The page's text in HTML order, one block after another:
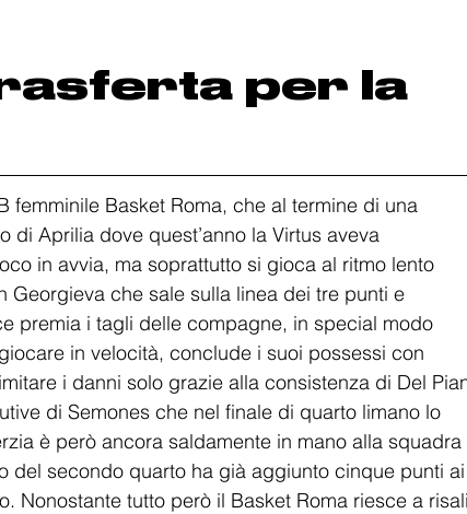
Spring Cup
per la
femminile Basket Roma, che al termine di una
di Aprilia dove quest’anno la Virtus aveva
in avvia, ma soprattutto si gioca al ritmo lento
che sale sulla linea dei tre punti e
premia i tagli delle compagne, in special modo
in velocità, conclude i suoi possessi con
i danni solo grazie alla consistenza di Del
di Semones che nel finale di quarto limano lo
è però ancora saldamente in mano alla squadra
del secondo quarto ha già aggiunto cinque punti ai
Nonostante tutto però il Basket Roma riesce a